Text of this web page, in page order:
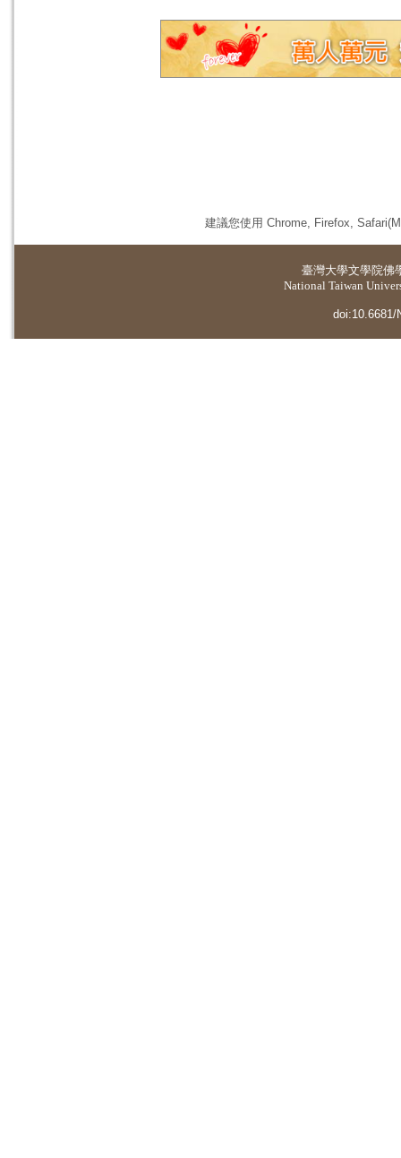
建議您使用 Chrome, Firefox,
臺灣大學文學院佛
National Taiwan
doi:10.6681/